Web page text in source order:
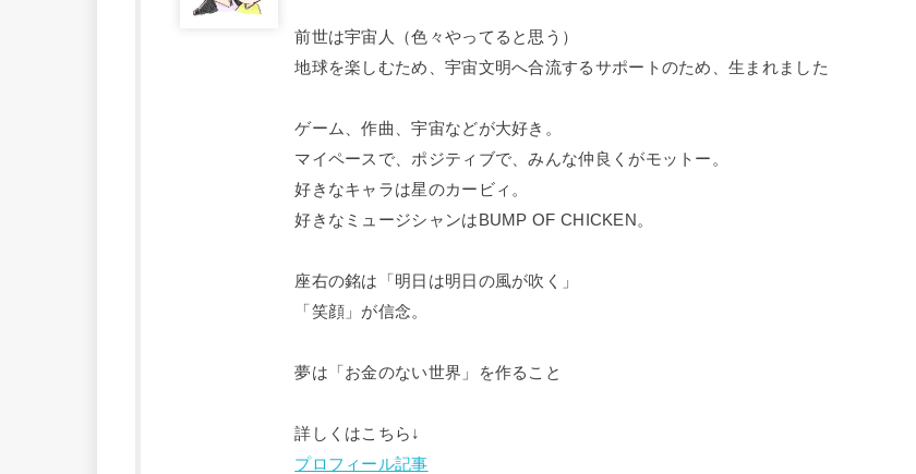
前世は宇宙人（色々やってると思う）
地球を楽しむため、宇宙文明へ合流するサポートのため、生まれました
ゲーム、作曲、宇宙などが大好き。
マイペースで、ポジティブで、みんな仲良くがモットー。
好きなキャラは星のカービィ。
好きなミュージシャンはBUMP OF CHICKEN。
座右の銘は「明日は明日の風が吹く」
「笑顔」が信念。
夢は「お金のない世界」を作ること
詳しくはこちら↓
プロフィール記事